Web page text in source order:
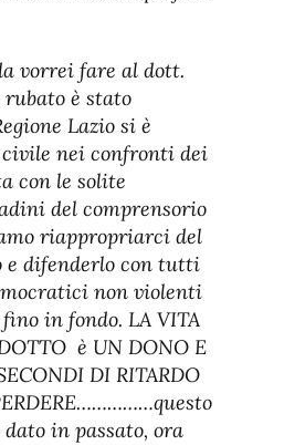
vorrei fare al dott.
è stato
Lazio si è
nei confronti dei
con le solite
del comprensorio
riappropriarci del
difenderlo con tutti
non violenti
in fondo. LA VITA
è UN DONO E
DI RITARDO
in passato, ora